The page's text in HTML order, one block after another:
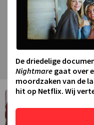
De driedelige
Nightmare gaat over
moordzaken van de
hit op Netflix. Wij